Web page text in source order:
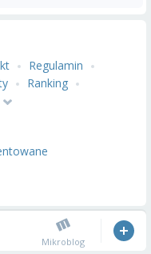
Regulamin
Ranking
Mikroblog